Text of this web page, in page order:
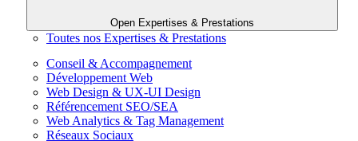
Open Expertises & Prestations
Toutes nos Expertises & Prestations
Conseil & Accompagnement
Développement Web
Web Design & UX-UI Design
Référencement SEO/SEA
Web Analytics & Tag Management
Réseaux Sociaux